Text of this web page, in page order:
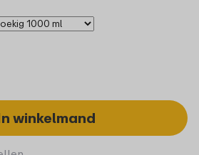
winkelmand